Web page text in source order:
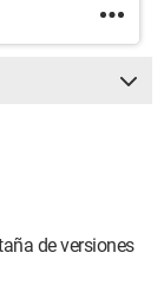
de versiones